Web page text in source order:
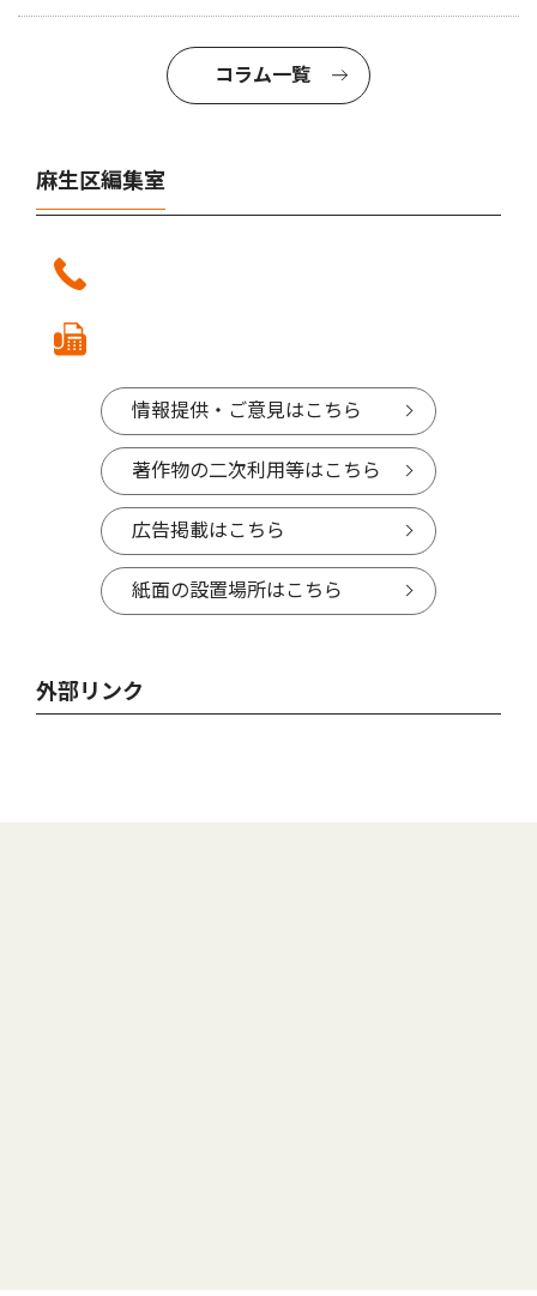
コラム一覧
麻生区編集室
情報提供・ご意見はこちら
著作物の二次利用等はこちら
広告掲載はこちら
紙面の設置場所はこちら
外部リンク